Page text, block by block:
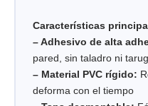
Características
– Adhesivo de alta
pared, sin taladro ni
– Material PVC rígido:
deforma con el tiempo